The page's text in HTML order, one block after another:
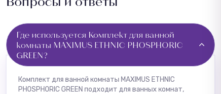
Где используется Комплект для ванной
комнаты MAXIMUS ETHNIC PHOSPHORIC
GREEN?
Комплект для ванной комнаты MAXIMUS ETHNIC
PHOSPHORIC GREEN подходит для ванных комнат,